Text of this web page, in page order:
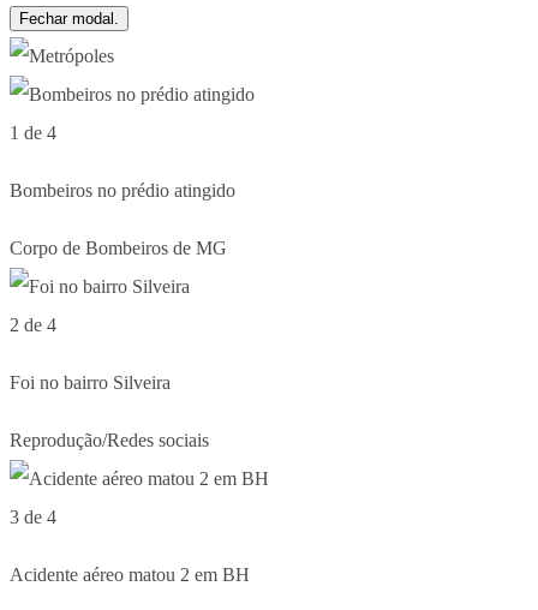
Fechar modal.
1 de 4
Bombeiros no prédio atingido
Corpo de Bombeiros de MG
2 de 4
Foi no bairro Silveira
Reprodução/Redes sociais
3 de 4
Acidente aéreo matou 2 em BH